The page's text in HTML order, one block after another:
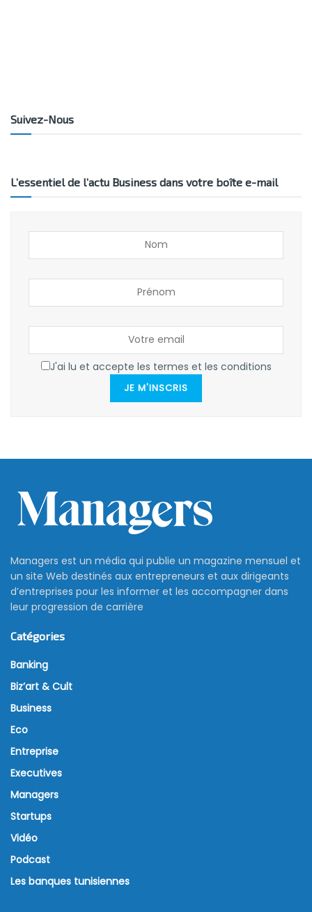
Suivez-Nous
L’essentiel de l’actu Business dans votre boîte e-mail
J'ai lu et accepte les termes et les conditions
JE M'INSCRIS
Managers est un média qui publie un magazine mensuel et
un site Web destinés aux entrepreneurs et aux dirigeants
d’entreprises pour les informer et les accompagner dans
leur progression de carrière
Catégories
Banking
Biz’art & Cult
Business
Eco
Entreprise
Executives
Managers
Startups
Vidéo
Podcast
Les banques tunisiennes